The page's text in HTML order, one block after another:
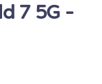
7 5G -